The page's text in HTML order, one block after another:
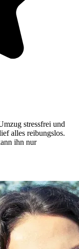
stressfrei und
alles reibungslos.
ihn nur